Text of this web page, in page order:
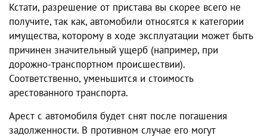
Кстати, разрешение от пристава вы скорее всего не
получите, так как, автомобили относятся к категории
имущества, которому в ходе эксплуатации может быть
причинен значительный ущерб (например, при
дорожно-транспортном происшествии).
Соответственно, уменьшится и стоимость
арестованного транспорта.
Арест с автомобиля будет снят после погашения
задолженности. В противном случае его могут